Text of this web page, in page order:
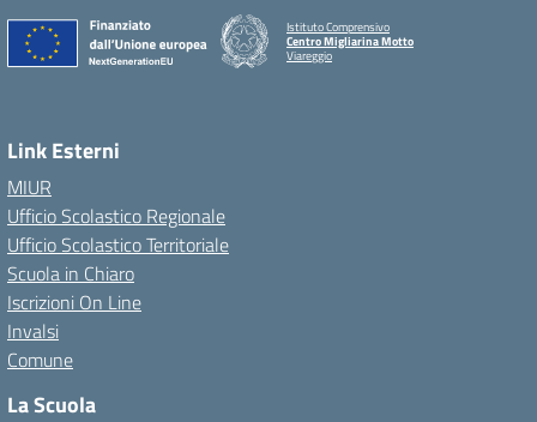
Istituto Comprensivo
Centro Migliarina Motto
Viareggio
Link Esterni
MIUR
Ufficio Scolastico Regionale
Ufficio Scolastico Territoriale
Scuola in Chiaro
Iscrizioni On Line
Invalsi
Comune
La Scuola